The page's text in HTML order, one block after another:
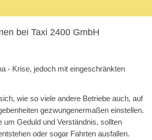
bei Taxi 2400 GmbH
- Krise, jedoch mit eingeschränkten
wie so viele andere Betriebe auch, auf
gezwungenermaßen einstellen.
um Geduld und Verständnis, sollten
oder sogar Fahrten ausfallen.